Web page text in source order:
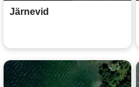
Järnevid